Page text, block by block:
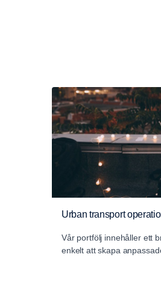
Urban transport
Vår portfölj innehåller ett
enkelt att skapa